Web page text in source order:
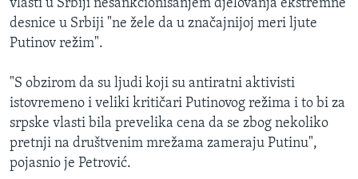
vlasti u Srbiji nesankcionisanjem djelovanja ekstremne
desnice u Srbiji "ne žele da u značajnijoj meri ljute
Putinov režim".
"S obzirom da su ljudi koji su antiratni aktivisti
istovremeno i veliki kritičari Putinovog režima i to bi za
srpske vlasti bila prevelika cena da se zbog nekoliko
pretnji na društvenim mrežama zameraju Putinu",
pojasnio je Petrović.